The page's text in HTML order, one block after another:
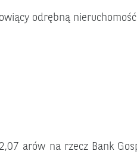
odrębną
arów na rzecz Bank